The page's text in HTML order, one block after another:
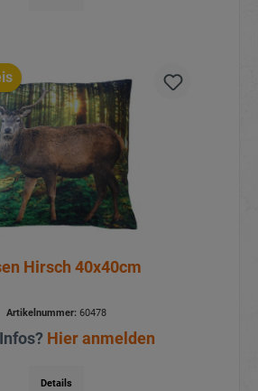
Hirsch 40x40cm
Artikelnummer:60478
Hier anmelden
Details